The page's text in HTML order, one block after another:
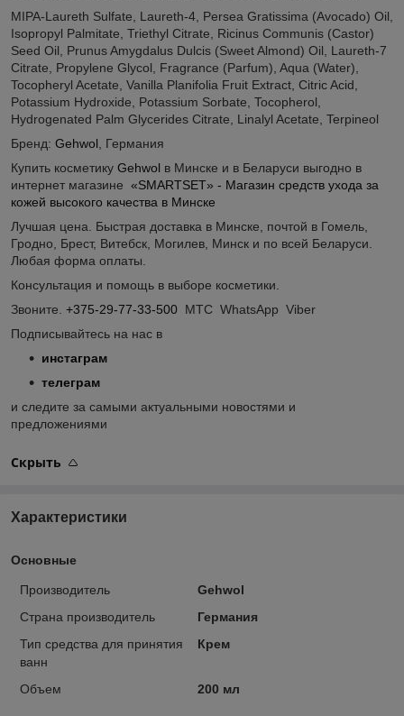
MIPA-Laureth Sulfate, Laureth-4, Persea Gratissima (Avocado) Oil,
Isopropyl Palmitate, Triethyl Citrate, Ricinus Communis (Castor)
Seed Oil, Prunus Amygdalus Dulcis (Sweet Almond) Oil, Laureth-7
Citrate, Propylene Glycol, Fragrance (Parfum), Aqua (Water),
Tocopheryl Acetate, Vanilla Planifolia Fruit Extract, Citric Acid,
Potassium Hydroxide, Potassium Sorbate, Tocopherol,
Hydrogenated Palm Glycerides Citrate, Linalyl Acetate, Terpineol
Бренд: Gehwol , Германия
Купить косметику Gehwol в Минске и в Беларуси выгодно в
интернет магазине «SMARTSET» - Магазин средств ухода за
кожей высокого качества в Минске
Лучшая цена. Быстрая доставка в Минске, почтой в Гомель,
Гродно, Брест, Витебск, Могилев, Минск и по всей Беларуси.
Любая форма оплаты.
Консультация и помощь в выборе косметики.
Звоните. +375-29-77-33-500 МТС WhatsApp Viber
Подписывайтесь на нас в
инстаграм
телеграм
и следите за самыми актуальными новостями и
предложениями
Скрыть
Характеристики
Основные
Производитель
Gehwol
Страна производитель
Германия
Тип средства для принятия
ванн
Крем
Объем 200 мл